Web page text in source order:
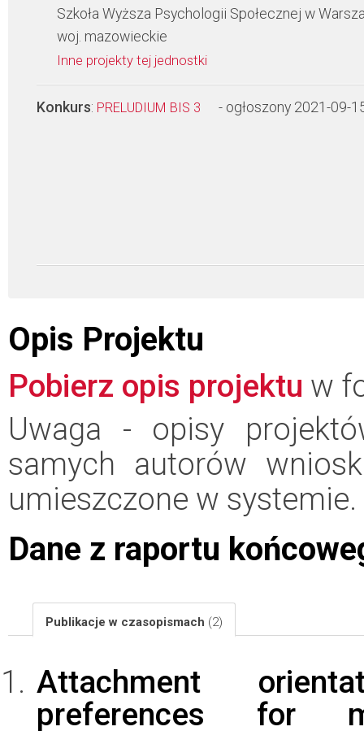
Szkoła Wyższa Psychologii Społecznej w
woj. mazowieckie
Inne projekty tej jednostki
Konkurs: PRELUDIUM BIS 3 - ogłoszony 2021-09-
Opis Projektu
Pobierz opis projektu w
Uwaga - opisy
samych autorów
umieszczone w systemie.
Dane z raportu
Publikacje w czasopismach (2)
Attachment
preferences for